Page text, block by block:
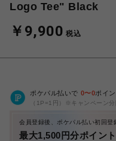
Logo Tee" Black
￥9,900 税込
ポケパル払いで 0〜0ポイン
（1P=1円）※キャンペーン分
会員登録後、ポケパル払い初回登
最大1,500円分ポイン